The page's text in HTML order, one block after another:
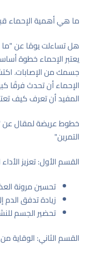
ما هي أهمية الإحماء
هل تساءلت يومًا عن "ما
يعتبر الإحماء خطوة
جسمك من الإصابات.
الإحماء أن تحدث فرقًا
المفيد أن تعرف كيف
خطوط عريضة لمقال عن
التمرين"
القسم الأول: تعزيز
تحسين مرونة
زيادة تدفق الدم
تحضير الجسم
القسم الثاني: الوقاية